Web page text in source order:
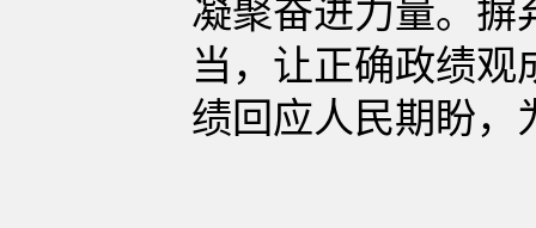
凝聚奋进力量。摒
当，让正确政绩观
绩回应人民期盼，